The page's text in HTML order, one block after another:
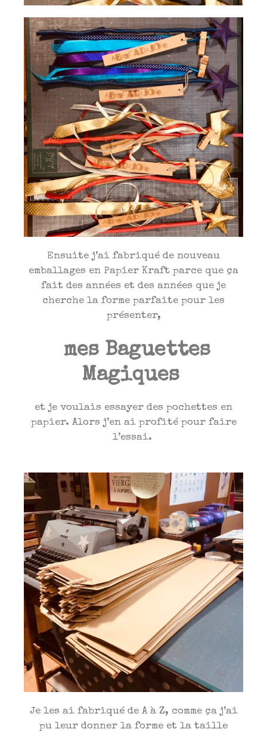
Ensuite j’ai fabriqué de nouveau
emballages en Papier Kraft parce que ça
fait des années et des années que je
cherche la forme parfaite pour les
présenter,
mes Baguettes
Magiques
et je voulais essayer des pochettes en
papier. Alors j’en ai profité pour faire
l’essai.
Je les ai fabriqué de A à Z, comme ça j’ai
pu leur donner la forme et la taille